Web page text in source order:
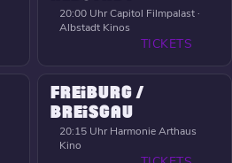
20:00 UhrCapitol Filmpalast ·
Albstadt Kinos
TICKETS
FREIBURG /
BREISGAU
20:15 Uhr Harmonie Arthaus
Kino